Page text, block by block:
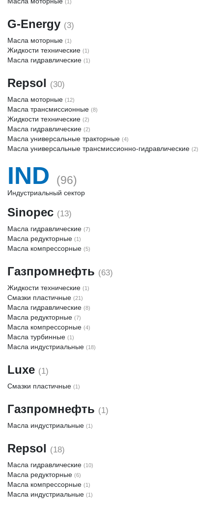
(1)
G-Energy (3)
Масла моторные (1)
Жидкости технические (1)
Масла гидравлические (1)
Repsol (30)
Масла моторные (12)
Масла трансмиссионные (8)
Жидкости технические (2)
Масла гидравлические (2)
Масла универсальные тракторные (4)
Масла универсальные трансмиссионно-гидравлические (2)
IND (96)
Индустриальный сектор
Sinopec (13)
Масла гидравлические (7)
Масла редукторные (1)
Масла компрессорные (5)
Газпромнефть (63)
Жидкости технические (1)
Смазки пластичные (21)
Масла гидравлические (8)
Масла редукторные (7)
Масла компрессорные (4)
Масла турбинные (1)
Масла индустриальные (18)
Luxe (1)
Смазки пластичные (1)
Газпромнефть (1)
Масла индустриальные (1)
Repsol (18)
Масла гидравлические (10)
Масла редукторные (6)
Масла компрессорные (1)
Масла индустриальные (1)